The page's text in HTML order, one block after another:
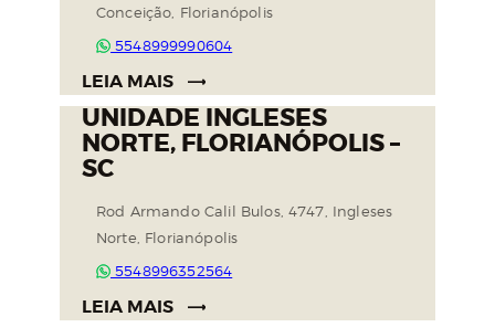
Conceição, Florianópolis
5548999990604
LEIA MAIS
UNIDADE INGLESES
NORTE, FLORIANÓPOLIS –
SC
Rod Armando Calil Bulos, 4747, Ingleses
Norte, Florianópolis
5548996352564
LEIA MAIS